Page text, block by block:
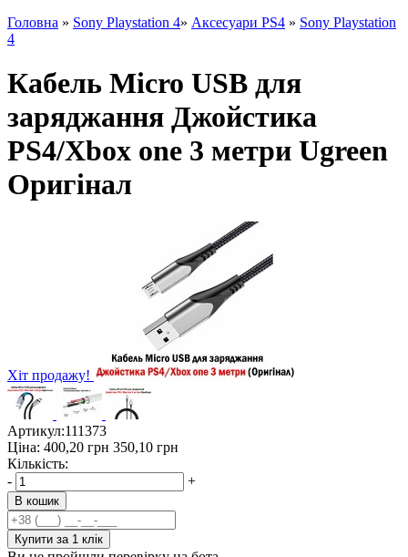
Головна » Sony Playstation 4» Аксесуари PS4 » Sony Playstation
4
Кабель Micro USB для
заряджання Джойстика
PS4/Xbox one 3 метри Ugreen
Оригінал
Хіт продажу!
Артикул:111373
Ціна: 400,20 грн 350,10 грн
Кількість:
-
+
В кошик
Купити за 1 клiк